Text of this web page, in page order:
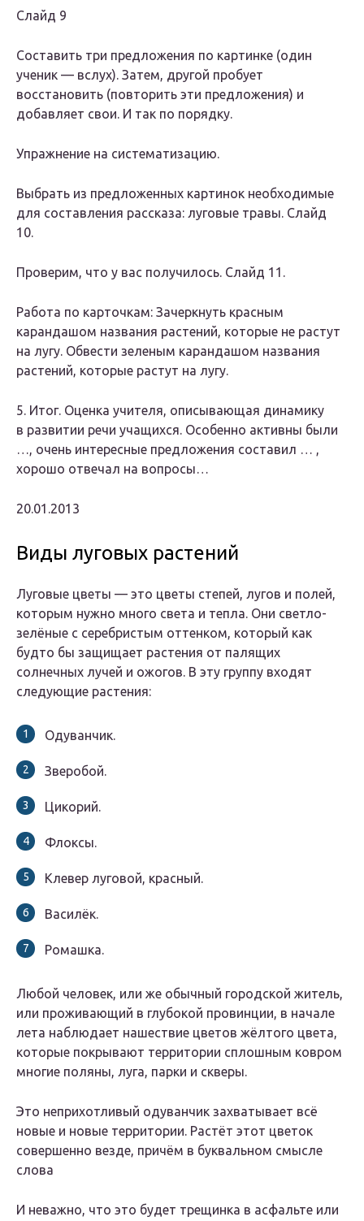
Слайд 9
Составить три предложения по картинке (один
ученик — вслух). Затем, другой пробует
восстановить (повторить эти предложения) и
добавляет свои. И так по порядку.
Упражнение на систематизацию.
Выбрать из предложенных картинок необходимые
для составления рассказа: луговые травы. Слайд
10.
Проверим, что у вас получилось. Слайд 11.
Работа по карточкам: Зачеркнуть красным
карандашом названия растений, которые не растут
на лугу. Обвести зеленым карандашом названия
растений, которые растут на лугу.
5. Итог. Оценка учителя, описывающая динамику
в развитии речи учащихся. Особенно активны были
…, очень интересные предложения составил … ,
хорошо отвечал на вопросы…
20.01.2013
Виды луговых растений
Луговые цветы — это цветы степей, лугов и полей,
которым нужно много света и тепла. Они светло-
зелёные с серебристым оттенком, который как
будто бы защищает растения от палящих
солнечных лучей и ожогов. В эту группу входят
следующие растения:
Одуванчик.
Зверобой.
Цикорий.
Флоксы.
Клевер луговой, красный.
Василёк.
Ромашка.
Любой человек, или же обычный городской житель,
или проживающий в глубокой провинции, в начале
лета наблюдает нашествие цветов жёлтого цвета,
которые покрывают территории сплошным ковром
многие поляны, луга, парки и скверы.
Это неприхотливый одуванчик захватывает всё
новые и новые территории. Растёт этот цветок
совершенно везде, причём в буквальном смысле
слова
И неважно, что это будет трещинка в асфальте или